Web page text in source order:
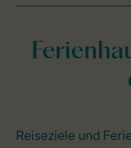
Reiseziele und